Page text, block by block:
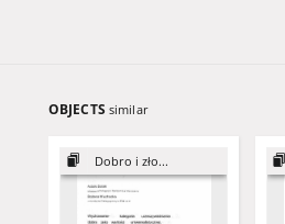
OBJECTS similar
Dobro i zło...